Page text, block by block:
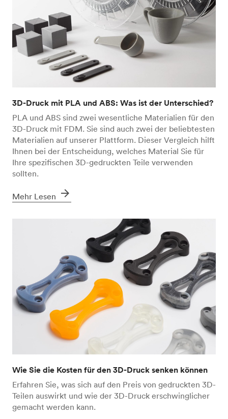
3D-Druck mit PLA und ABS: Was ist der Unterschied?
PLA und ABS sind zwei wesentliche Materialien für den
3D-Druck mit FDM. Sie sind auch zwei der beliebtesten
Materialien auf unserer Plattform. Dieser Vergleich hilft
Ihnen bei der Entscheidung, welches Material Sie für
Ihre spezifischen 3D-gedruckten Teile verwenden
sollten.
Mehr Lesen arrow_forward
Wie Sie die Kosten für den 3D-Druck senken können
Erfahren Sie, was sich auf den Preis von gedruckten 3D-
Teilen auswirkt und wie der 3D-Druck erschwinglicher
gemacht werden kann.